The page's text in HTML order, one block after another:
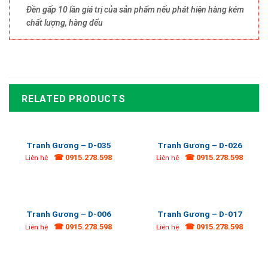
Đền gấp 10 lần giá trị của sản phẩm nếu phát hiện hàng kém
chất lượng, hàng đểu
RELATED PRODUCTS
Tranh Gương – D-035
Liên hệ ☎ 0915.278.598
Tranh Gương – D-026
Liên hệ ☎ 0915.278.598
Tranh Gương – D-006
Liên hệ ☎ 0915.278.598
Tranh Gương – D-017
Liên hệ ☎ 0915.278.598